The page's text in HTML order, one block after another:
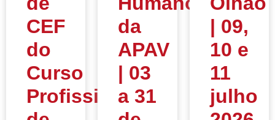
CEF
do
Curso
Profissional
da
APAV
| 03
a 31
| 09,
10 e
11
julho